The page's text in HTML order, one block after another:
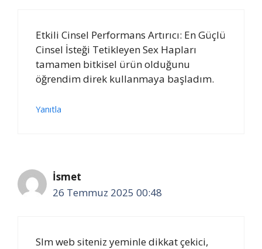
Etkili Cinsel Performans Artırıcı: En Güçlü
Cinsel İsteği Tetikleyen Sex Hapları
tamamen bitkisel ürün olduğunu
öğrendim direk kullanmaya başladım.
Yanıtla
İsmet
26 Temmuz 2025 00:48
Slm web siteniz yeminle dikkat çekici,